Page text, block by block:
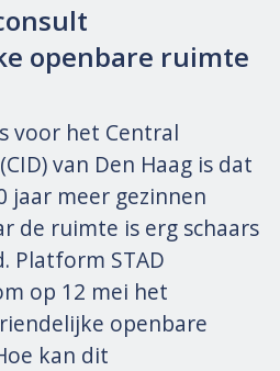
openbare ruimte
voor het Central
van Den Haag is dat
jaar meer gezinnen
de ruimte is erg schaars
Platform STAD
op 12 mei het
openbare
kan dit